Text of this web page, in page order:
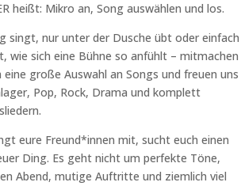
heißt: Mikro an, Song auswählen und los.
singt, nur unter der Dusche übt oder einfach
wie sich eine Bühne so anfühlt – mitmachen
eine große Auswahl an Songs und freuen uns
Pop, Rock, Drama und komplett
eure Freund*innen mit, sucht euch einen
Ding. Es geht nicht um perfekte Töne,
Abend, mutige Auftritte und ziemlich viel